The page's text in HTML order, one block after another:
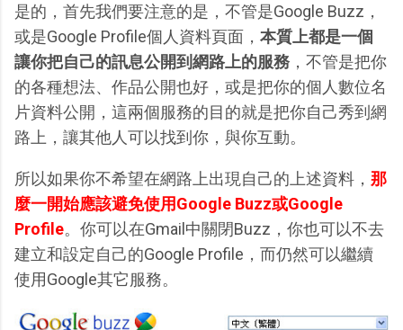
是的，首先我們要注意的是，不管是Google Buzz，
或是Google Profile個人資料頁面， 本質上都是一個
讓你把自己的訊息公開到網路上的服務 ，不管是把你
的各種想法、作品公開也好，或是把你的個人數位名
片資料公開，這兩個服務的目的就是把你自己秀到網
路上，讓其他人可以找到你，與你互動。
所以如果你不希望在網路上出現自己的上述資料， 那
麼一開始應該避免使用Google Buzz或Google
Profile。你可以在Gmail中關閉Buzz，你也可以不去
建立和設定自己的Google Profile，而仍然可以繼續
使用Google其它服務。